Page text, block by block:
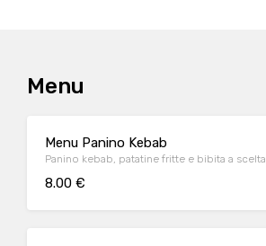
Menu
Menu Panino Kebab
Panino kebab, patatine fritte e bibita a scelta
8.00 €